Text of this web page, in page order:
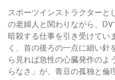
スポーツインストラクターと
の老婦人と関わりながら、
暗殺する仕事を引き受けてい
く、首の後ろの一点に細い
ら見れば急性の心臓発作のよ
らなさ」が、青豆の孤独と倫